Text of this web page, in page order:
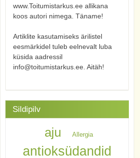
www.Toitumistarkus.ee allikana
koos autori nimega. Täname!
Artiklite kasutamiseks ärilistel
eesmärkidel tuleb eelnevalt luba
küsida aadressil
info@toitumistarkus.ee. Aitäh!
Sildipilv
aju Allergia
antioksüdandid